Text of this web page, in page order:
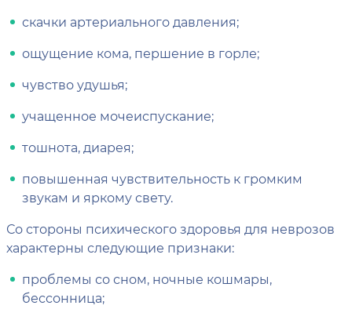
скачки артериального давления;
ощущение кома, першение в горле;
чувство удушья;
учащенное мочеиспускание;
тошнота, диарея;
повышенная чувствительность к громким
звукам и яркому свету.
Со стороны психического здоровья для неврозов
характерны следующие признаки:
проблемы со сном, ночные кошмары,
бессонница;